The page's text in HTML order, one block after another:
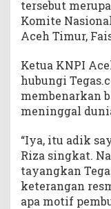
tersebut
Komite
Aceh Timur,
Ketua KNPI
hubungi
membenarkan
meninggal
“Iya, itu adik
Riza singkat.
tayangkan
keterangan
apa motif